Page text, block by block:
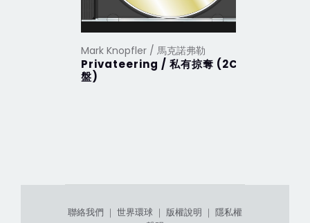
Mark Knopfler / 馬克諾弗勒
Privateering / 私有掠奪 (2CD
盤)
聯絡我們 ｜ 世界環球 ｜ 版權說明 ｜ 隱私權